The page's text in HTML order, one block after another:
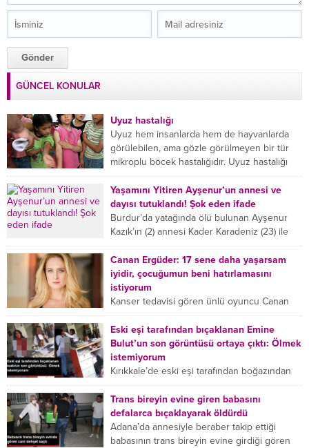
GÜNCEL KONULAR
Uyuz hastalığı
Uyuz hem insanlarda hem de hayvanlarda
görülebilen, ama gözle görülmeyen bir tür
mikroplu böcek hastalığıdır. Uyuz hastalığı
(Urticaria), deride veya...
Yaşamını Yitiren Ayşenur’un annesi ve
dayısı tutuklandı! Şok eden ifade
Burdur’da yatağında ölü bulunan Ayşenur
Kazık’ın (2) annesi Kader Karadeniz (23) ile
dayısı Hızır Tunç Çetinkaya (19) tutuklandı.
Çetinkaya, ifadesinde...
Canan Ergüder: 17 sene daha yaşarsam
iyidir, çocuğumun beni hatırlamasını
istiyorum
Kanser tedavisi gören ünlü oyuncu Canan
Ergüder, hastalık sürecini anlattı: Meme
kanserine yakalanan ünlü oyuncu Canan
Ergüder aklıma ilk ölümün...
Eski eşi tarafından bıçaklanan Emine
Bulut’un son görüntüsü ortaya çıktı: Ölmek
istemiyorum
Kırıkkale’de eski eşi tarafından boğazından
bıçaklanan Emine Bulut’un “Ben ölmek
istemiyorum” demesi ve yanında bulunan 10
yaşındaki kızının “Anne lütfen...
Trans bireyin evine giren babasını
defalarca bıçaklayarak öldürdü
Adana’da annesiyle beraber takip ettiği
babasının trans bireyin evine girdiği gören